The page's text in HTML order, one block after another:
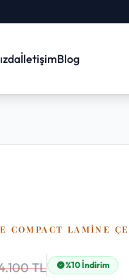
İletişimBlog
LAMINE
TL %10 İndirim